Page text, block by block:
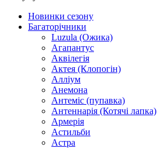
Новинки сезону
Багаторічники
Luzula (Ожика)
Агапантус
Аквілегія
Актея (Клопогін)
Алліум
Анемона
Антеміс (пупавка)
Антеннарія (Котячі лапка)
Армерія
Астильби
Астра